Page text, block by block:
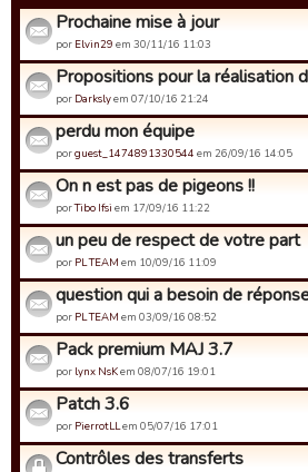
Prochaine mise à jour
por Elvin29 em 30/11/16 11:03
Propositions pour la réalisation
por Darkslyem 07/10/16 21:24
perdu mon équipe
porguest_1474891330544 em 26/09/16 14:05
On n est pas de pigeons !!
porTibo Ifsi em 17/09/16 11:22
un peu de respect de votre part
por PL TEAM em 10/09/16 11:09
question qui a besoin de
por PL TEAM em 03/09/16 08:52
Pack premium MAJ 3.7
por lynx NsKem 08/07/16 19:01
Patch 3.6
por PierrotLLem 05/07/16 17:01
Contrôles des transferts